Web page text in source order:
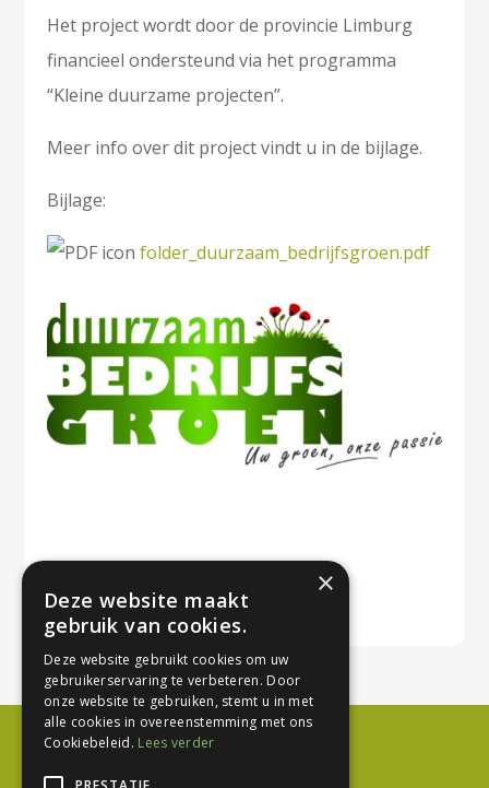
Het project wordt door de provincie Limburg
financieel ondersteund via het programma
“Kleine duurzame projecten”.
Meer info over dit project vindt u in de bijlage.
Bijlage:
folder_duurzaam_bedrijfsgroen.pdf
×
Deze website maakt
gebruik van cookies.
Deze website gebruikt cookies om uw
gebruikerservaring te verbeteren. Door
onze website te gebruiken, stemt u in met
alle cookies in overeenstemming met ons
Cookiebeleid. Lees verder